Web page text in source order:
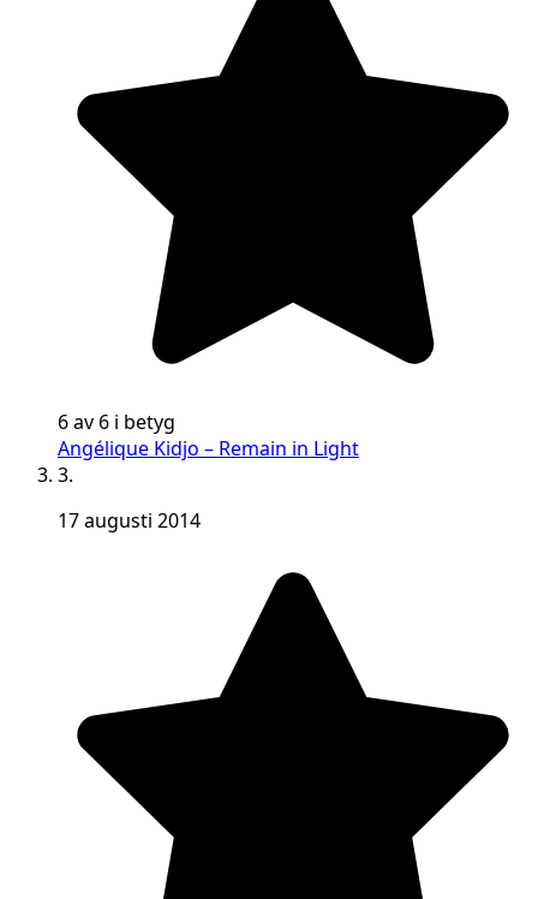
6 av 6 i betyg
Angélique Kidjo – Remain in Light
3.
17 augusti 2014